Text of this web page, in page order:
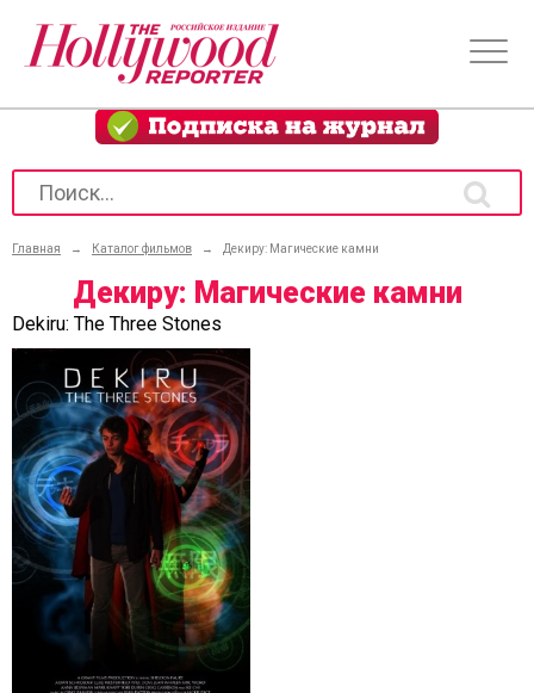
Главная → Каталог фильмов → Декиру: Магические камни
Декиру: Магические камни
Dekiru: The Three Stones